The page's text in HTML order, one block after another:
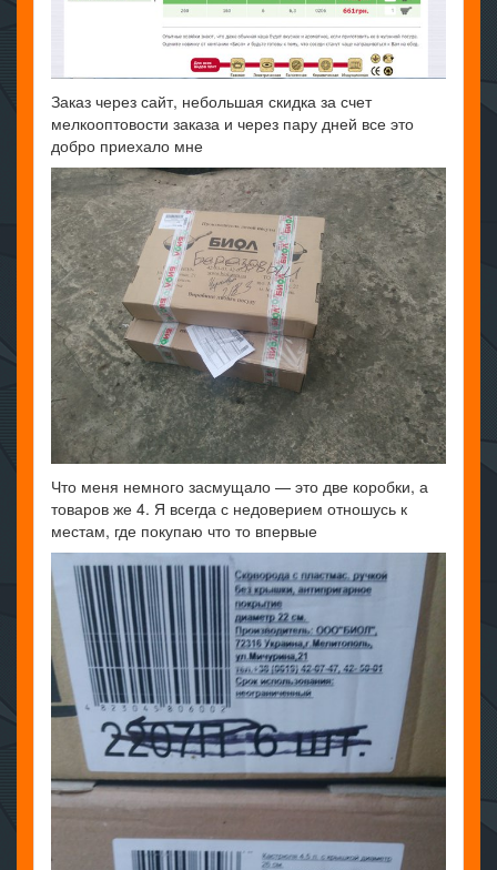
Заказ через сайт, небольшая скидка за счет
мелкооптовости заказа и через пару дней все это
добро приехало мне
Что меня немного засмущало — это две коробки, а
товаров же 4. Я всегда с недоверием отношусь к
местам, где покупаю что то впервые